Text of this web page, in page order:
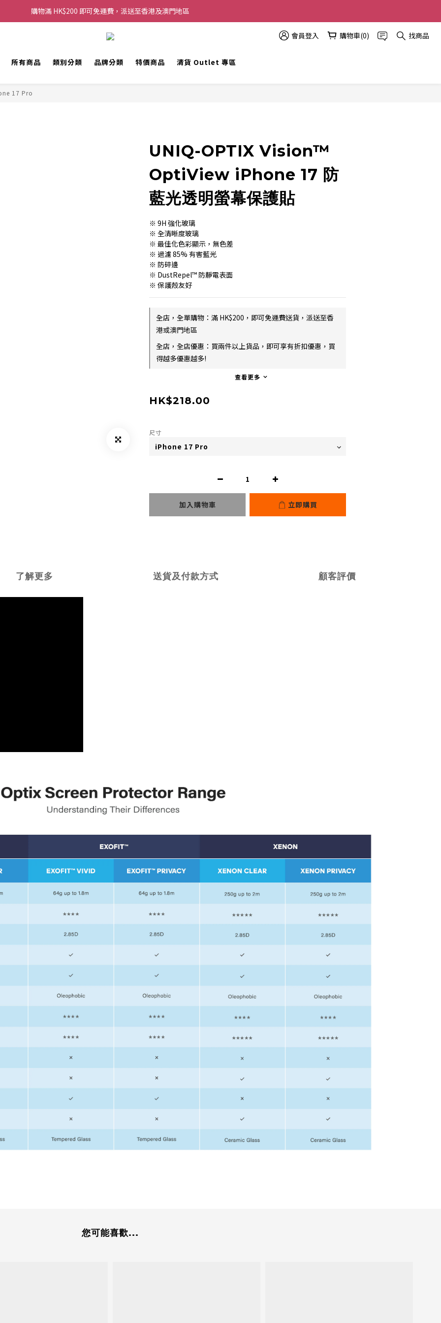
購物滿 HK$200 即可免運費，派送至香港及澳門地區
購物滿 HK$200 即可免運費，派送至香港及澳門地區
滿 HK$250，以轉數快或八達通方式付款，額外再減 HK$10，買得越多優惠越多! 會員登入 購物車(0) 找商品
所有商品 類別分類 品牌分類 特價商品 清貨 Outlet 專區
17 Pro
UNIQ-OPTIX Vision™
OptiView iPhone 17 防
藍光透明螢幕保護貼
※ 9H 強化玻璃
※ 全清晰度玻璃
※ 最佳化色彩顯示，無色差
※ 過濾 85% 有害藍光
※ 防碎邊
※ DustRepel™ 防靜電表面
※ 保護殼友好
全店，全單購物：滿 HK$200，即可免運費送貨，派送至香
港或澳門地區
全店，全店優惠：買兩件以上貨品，即可享有折扣優惠，買
得越多優惠越多!
查看更多
HK$218.00
尺寸
加入購物車 立即購買
了解更多 送貨及付款方式 顧客評價
您可能喜歡...